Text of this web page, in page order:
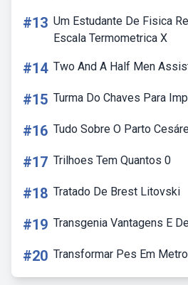
#13 Um Estudante De Fisica
Escala Termometrica X
#14 Two And A Half Men
#15 Turma Do Chaves Para
#16 Tudo Sobre O Parto
#17 Trilhoes Tem Quantos 0
#18 Tratado De Brest Litovski
#19 Transgenia Vantagens E
#20 Transformar Pes Em